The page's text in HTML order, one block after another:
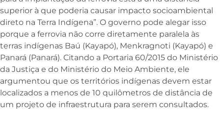
superior à que poderia causar impacto socioambiental
direto na Terra Indígena”. O governo pode alegar isso
porque a ferrovia não corre diretamente paralela às
terras indígenas Baú (Kayapó), Menkragnoti (Kayapó) e
Panará (Panará). Citando a Portaria 60/2015 do Ministério
da Justiça e do Ministério do Meio Ambiente, ele
argumentou que os territórios indígenas devem estar
localizados a menos de 10 quilômetros de distância de
um projeto de infraestrutura para serem consultados.